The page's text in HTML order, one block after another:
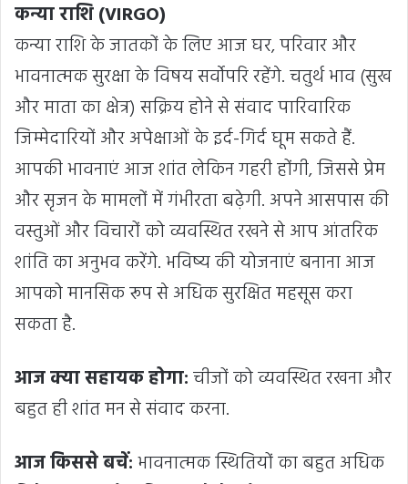
कन्या राशि (VIRGO)
कन्या राशि के जातकों के लिए आज घर, परिवार और
भावनात्मक सुरक्षा के विषय सर्वोपरि रहेंगे. चतुर्थ भाव (सुख
और माता का क्षेत्र) सक्रिय होने से संवाद पारिवारिक
जिम्मेदारियों और अपेक्षाओं के इर्द-गिर्द घूम सकते हैं.
आपकी भावनाएं आज शांत लेकिन गहरी होंगी, जिससे प्रेम
और सृजन के मामलों में गंभीरता बढ़ेगी. अपने आसपास की
वस्तुओं और विचारों को व्यवस्थित रखने से आप आंतरिक
शांति का अनुभव करेंगे. भविष्य की योजनाएं बनाना आज
आपको मानसिक रूप से अधिक सुरक्षित महसूस करा
सकता है.
आज क्या सहायक होगा:चीजों को व्यवस्थित रखना और
बहुत ही शांत मन से संवाद करना.
आज किससे बचें:भावनात्मक स्थितियों का बहुत अधिक